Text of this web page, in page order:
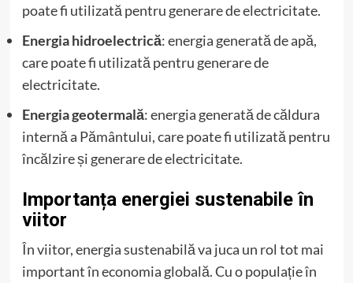
poate fi utilizată pentru generare de electricitate.
Energia hidroelectrică: energia generată de apă,
care poate fi utilizată pentru generare de
electricitate.
Energia geotermală: energia generată de căldura
internă a Pământului, care poate fi utilizată pentru
încălzire și generare de electricitate.
Importanța energiei sustenabile în
viitor
În viitor, energia sustenabilă va juca un rol tot mai
important în economia globală. Cu o populație în